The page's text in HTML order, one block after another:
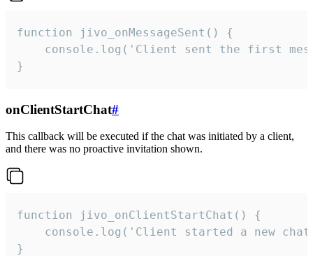
function jivo_onMessageSent() {
console.log('Client sent the first
}
onClientStartChat#
This callback will be executed if the chat was initiated by a client,
and there was no proactive invitation shown.
function jivo_onClientStartChat() {
console.log('Client started a new
}